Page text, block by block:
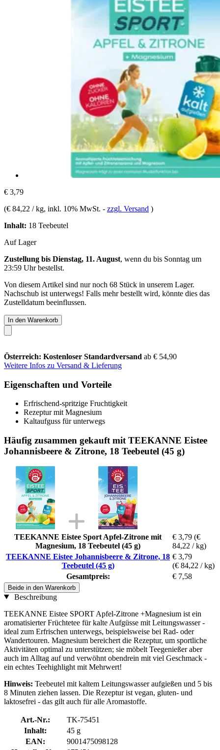
€ 3,79
(€ 84,22 / kg, inkl. 10% MwSt. - zzgl. Versand )
Inhalt: 18 Teebeutel
Auf Lager
Zustellung bis Dienstag, 11. August, wenn du bis Sonntag um
23:59 Uhrbestellst.
Von diesem Artikel sind nur noch 68 Stück in unserem Lager.
Nachschub ist unterwegs! Falls mehr bestellt wird, könnte dies das
Zustelldatum beeinflussen.
In den Warenkorb
Österreich: Kostenloser Standardversand ab € 54,90
Weitere Infos zu Versand & Lieferung
Eigenschaften und Vorteile
Erfrischend-spritzige Fruchtigkeit
Rezeptur mit Magnesium
Kaltaufguss für unterwegs
Häufig zusammen gekauft mit TEEKANNE Eistee
Johannisbeere & Zitrone, 18 Teebeutel (45 g)
TEEKANNE Eistee Sport Apfel-Zitrone mit
Magnesium, 18 Teebeutel (45 g)
€ 3,79 (€
84,22 / kg)
TEEKANNE Eistee Johannisbeere & Zitrone, 18
Teebeutel (45 g)
€ 3,79
(€ 84,22 / kg)
Gesamtpreis:
€ 7,58
Beide in den Warenkorb
Beschreibung
TEEKANNE Eistee SPORT Apfel-Zitrone +Magnesium ist ein
aromatisierter Früchtetee für kalte Aufgüsse mit Leitungswasser -
ideal zum Erfrischen unterwegs, beispielsweise bei Rad- oder
Wandertouren. Magnesium bereichert die Rezeptur, um sportliche
Aktivitäten optimal zu unterstützen; sie möbelt Teegenießer aber
auch im Alltag auf und verwöhnt obendrein mit viel Geschmack -
ein echtes Teehighlight mit Mehrwert!
Hinweis: Teebeutel mit kaltem Leitungswasser aufgießen und 5 bis
8 Minuten ziehen lassen. Die Rezeptur ist vegan, gluten- und
laktosefrei - das gilt auch für alle Aromastoffe.
Art.-Nr.:
TK-75451
Inhalt:
45 g
EAN:
9001475098128